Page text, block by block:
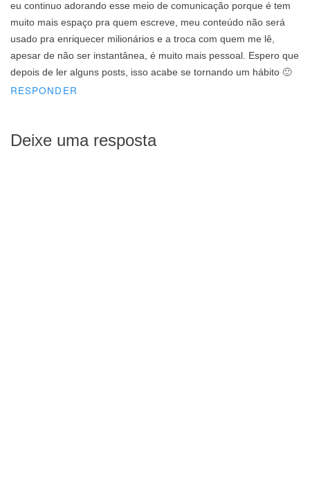
eu continuo adorando esse meio de comunicação porque é tem
muito mais espaço pra quem escreve, meu conteúdo não será
usado pra enriquecer milionários e a troca com quem me lê,
apesar de não ser instantânea, é muito mais pessoal. Espero que
depois de ler alguns posts, isso acabe se tornando um hábito 🙂
RESPONDER
Deixe uma resposta